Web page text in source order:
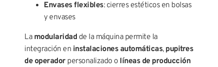
Envases flexibles: cierres estéticos en bolsas
y envases
La modularidad de la máquina permite la
integración en instalaciones automáticas, pupitres
de operadorpersonalizado o líneas de producción